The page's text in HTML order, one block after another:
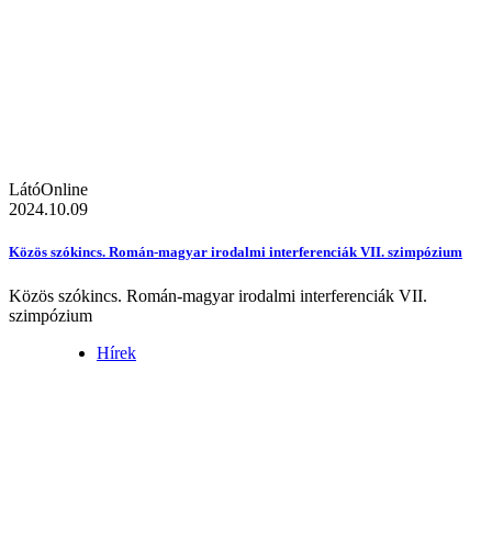
LátóOnline
2024.10.09
Közös szókincs. Román-magyar irodalmi interferenciák VII. szimpózium
Közös szókincs. Román-magyar irodalmi interferenciák VII.
szimpózium
Hírek